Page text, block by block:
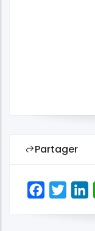
Partager
Facebook